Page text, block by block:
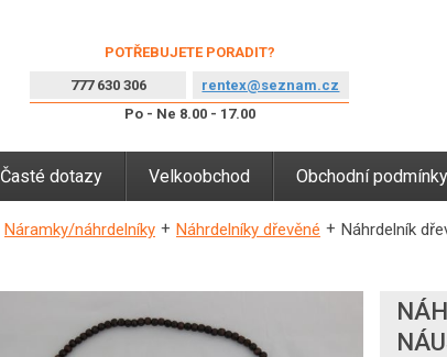
POTŘEBUJETE PORADIT?
777 630 306
rentex@seznam.cz
Po - Ne 8.00 - 17.00
Časté dotazy Velkoobchod Obchodní podmínky
Náramky/náhrdelníky Náhrdelníky dřevěné Náhrdelník